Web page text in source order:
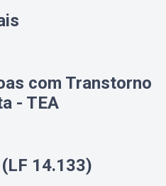
com Transtorno
- TEA
14.133)